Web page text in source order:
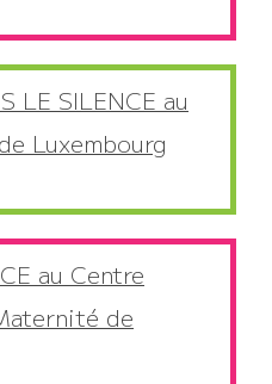
LE SILENCE au
Luxembourg
au Centre
de